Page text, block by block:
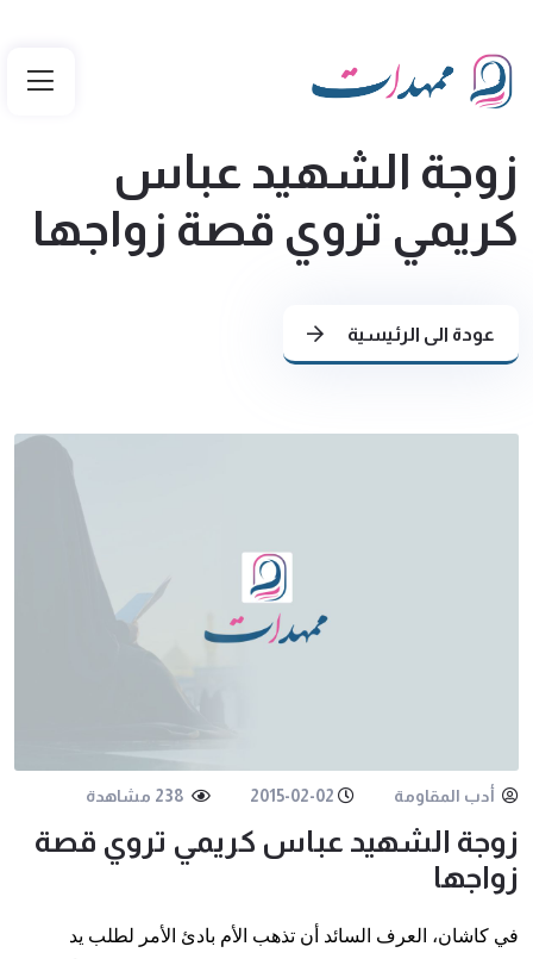
زوجة الشهيد عباس
كريمي تروي قصة زواجها
عودة الى الرئيسية
أدب المقاومة 2015-02-02
زوجة الشهيد عباس كريمي تروي قصة
زواجها
في كاشان، العرف السائد أن تذهب الأم بادئ الأمر لطلب يد